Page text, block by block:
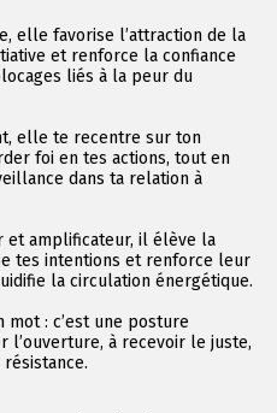
elle favorise l’attraction de la
et renforce la confiance
liés à la peur du
elle te recentre sur ton
foi en tes actions, tout en
dans ta relation à
et amplificateur, il élève la
tes intentions et renforce leur
la circulation énergétique.
mot : c’est une posture
l’ouverture, à recevoir le juste,